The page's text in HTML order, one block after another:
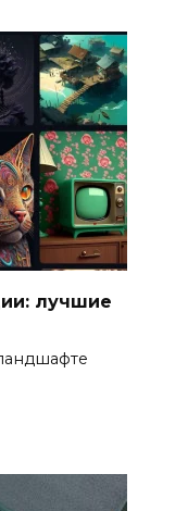
лучшие